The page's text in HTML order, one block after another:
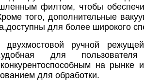
филтом, чтобы
того, дополнительные
для более широкого
двухмостовой ручной
для
на
для обработки.